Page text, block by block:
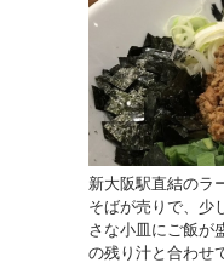
コスパ そこ
フルリノベーション
お部屋は綺麗ですよ！
収納力 めっ
収納面最高です。
外食派 めっ
飲食店も多い。
自炊派 めっ
新大阪駅直結のラ
そばが売りで、少
さな小皿にご飯が
の残り汁と合わせ